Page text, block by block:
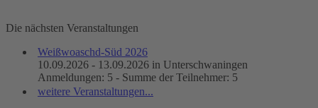
Die nächsten Veranstaltungen
Weißwoaschd-Süd 2026
10.09.2026 - 13.09.2026 in Unterschwaningen
Anmeldungen: 5 - Summe der Teilnehmer: 5
weitere Veranstaltungen...